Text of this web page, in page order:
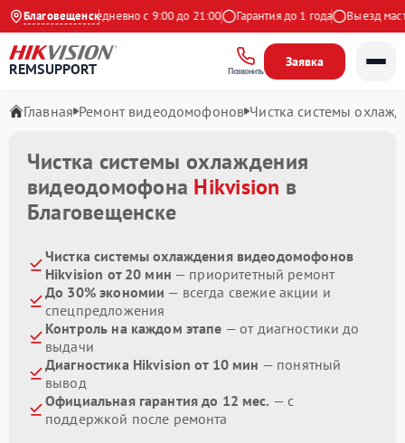
Благовещенск
Яндекс Ежедневно с 9:00 до 21:00 Гарантия до 1 года Выезд
REMSUPPORT Позвонить
Заявка
Главная Ремонт видеодомофонов Чистка системы
Чистка системы охлаждения
видеодомофона Hikvision в
Благовещенске
Чистка системы охлаждения видеодомофонов
Hikvision от 20 мин — приоритетный ремонт
До 30% экономии — всегда свежие акции и
спецпредложения
Контроль на каждом этапе — от диагностики до
выдачи
Диагностика Hikvision от 10 мин — понятный
вывод
Официальная гарантия до 12 мес. — с
поддержкой после ремонта